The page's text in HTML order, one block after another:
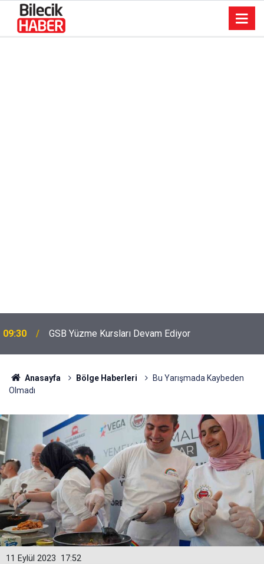
09:30 GSB Yüzme Kursları Devam Ediyor
Anasayfa Bölge Haberleri
Bu Yarışmada Kaybeden
Olmadı
17:52
11 Eylül 2023